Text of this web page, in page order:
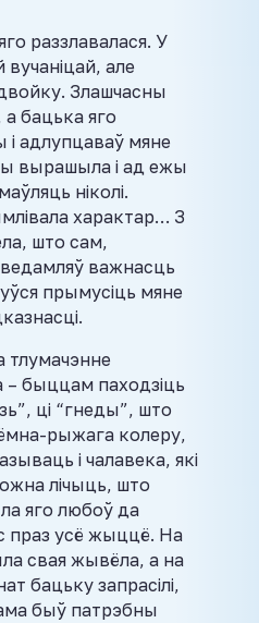
раззлавалася. У
але
Злашчасны
бацька яго
адлупцаваў мяне
вырашыла і ад ежы
ніколі.
характар… З
што сам,
важнасць
прымусіць мяне
тлумачэнне
– быццам паходзіць
ці “гнеды”, што
рыжага колеру,
і чалавека, які
лічыць, што
яго любоў да
праз усё жыццё. На
свая жывёла, а на
бацьку запрасілі,
быў патрэбны